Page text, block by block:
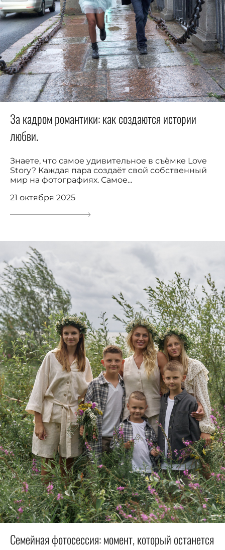
За кадром романтики: как создаются истории
любви.
Знаете, что самое удивительное в съёмке Love
Story? Каждая пара создаёт свой собственный
мир на фотографиях. Самое...
21 октября 2025
Семейная фотосессия: момент, который останется